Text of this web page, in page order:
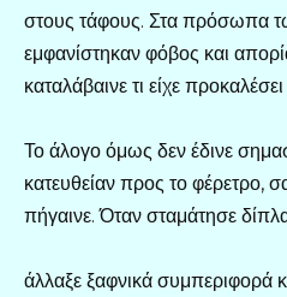
στους τάφους. Στα πρόσωπα
εμφανίστηκαν φόβος και
καταλάβαινε τι είχε
Το άλογο όμως δεν έδινε
κατευθείαν προς το φέρετρο,
πήγαινε. Όταν σταμάτησε
άλλαξε ξαφνικά συμπεριφορά